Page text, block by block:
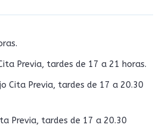
Previa, tardes de 17 a 21 horas.
Cita Previa, tardes de 17 a 20.30
Previa, tardes de 17 a 20.30